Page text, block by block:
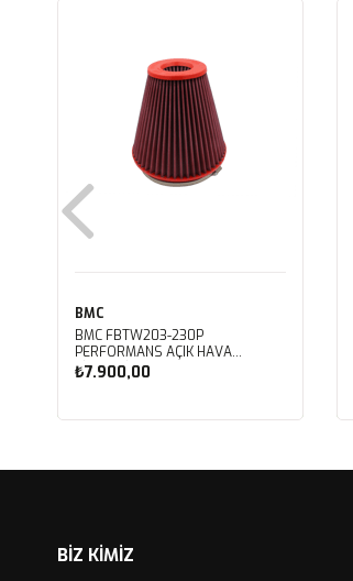
BMC
BMC FBTW203-230P
PERFORMANS AÇIK HAVA
FİLTRESİ
₺7.900,00
BİZ KİMİZ